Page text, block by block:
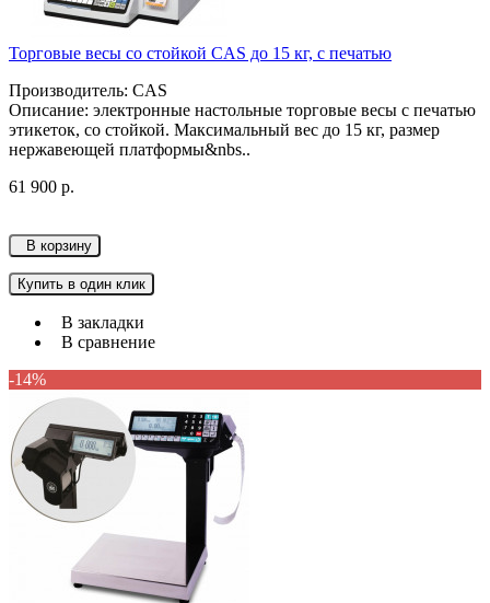
Торговые весы со стойкой CAS до 15 кг, с печатью
Производитель: CAS
Описание: электронные настольные торговые весы с печатью
этикеток, со стойкой. Максимальный вес до 15 кг, размер
нержавеющей платформы&nbs..
61 900 р.
В корзину
Купить в один клик
В закладки
В сравнение
-14%